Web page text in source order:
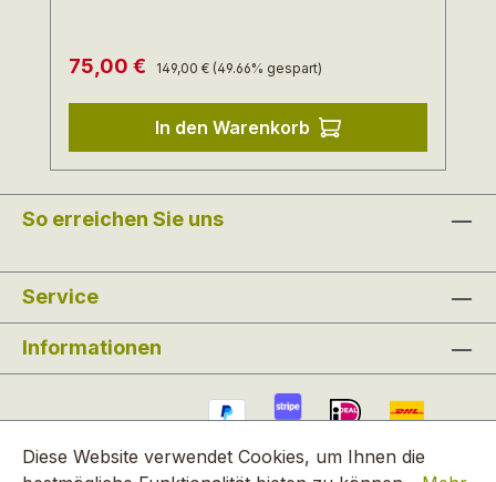
Verkaufspreis:
75,00 € Regulärer Preis:
149,00 € (49.66% gespart)
In den Warenkorb
So erreichen Sie uns
Service
Informationen
Diese Website verwendet Cookies, um Ihnen die